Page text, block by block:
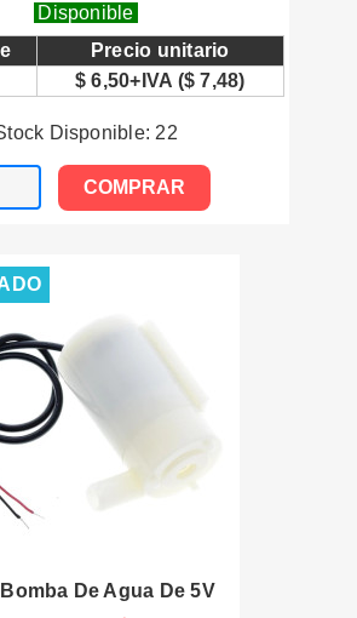
Disponible
Precio unitario
$ 6,50+IVA ($ 7,48)
Disponible: 22
COMPRAR
De Agua De 5V